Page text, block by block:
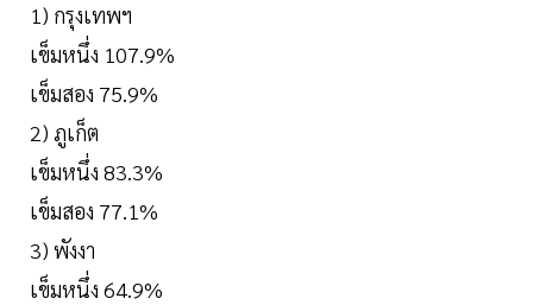
1) กรุงเทพฯ
เข็มหนึ่ง 107.9%
เข็มสอง 75.9%
2) ภูเก็ต
เข็มหนึ่ง 83.3%
เข็มสอง 77.1%
3) พังงา
เข็มหนึ่ง 64.9%